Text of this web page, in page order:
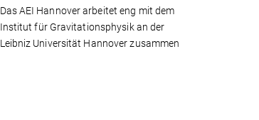
Das AEI Hannover arbeitet eng mit dem
Institut für Gravitationsphysik an der
Leibniz Universität Hannover zusammen